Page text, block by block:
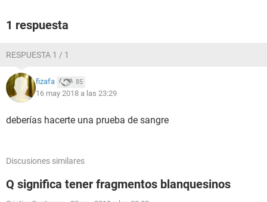
1 respuesta
RESPUESTA 1 / 1
fizafa 85
16 may 2018 a las 23:29
deberías hacerte una prueba de sangre
Discusiones similares
Q significa tener fragmentos blanquesinos